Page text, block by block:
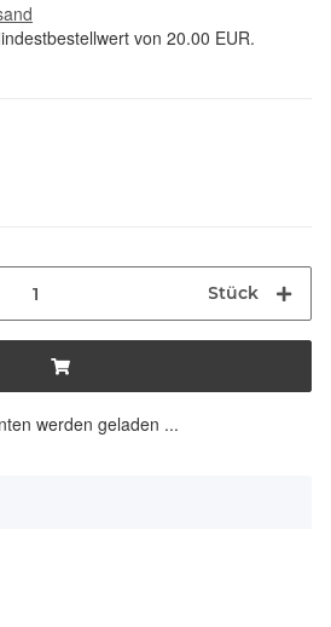
von 20.00 EUR.
Stück
werden geladen ...